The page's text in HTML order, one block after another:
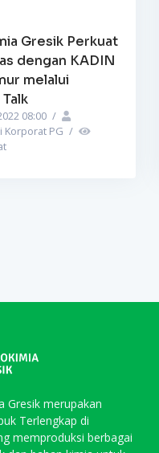
Gresik Perkuat
dengan KADIN
melalui
08:00 /
Korporat PG /
Gresik merupakan
Terlengkap di
memproduksi berbagai